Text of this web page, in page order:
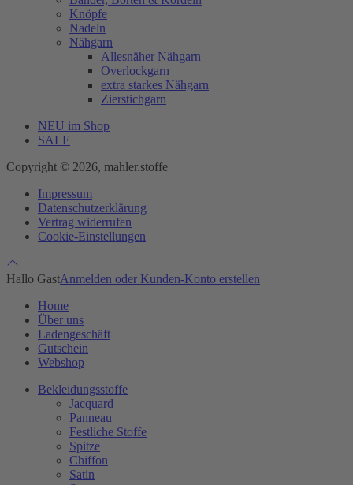
Knöpfe
Nadeln
Nähgarn
Allesnäher Nähgarn
Overlockgarn
extra starkes Nähgarn
Zierstichgarn
NEU im Shop
SALE
Copyright © 2026, mahler.stoffe
Impressum
Datenschutzerklärung
Vertrag widerrufen
Cookie-Einstellungen
Hallo GastAnmelden oder Kunden-Konto erstellen
Home
Über uns
Ladengeschäft
Gutschein
Webshop
Bekleidungsstoffe
Jacquard
Panneau
Festliche Stoffe
Spitze
Chiffon
Satin